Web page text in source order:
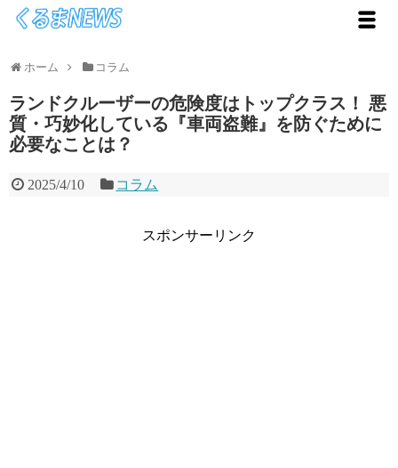
ホーム コラム
ランドクルーザーの危険度はトップクラス！ 悪
質・巧妙化している『車両盗難』を防ぐために
必要なことは？
2025/4/10 コラム
スポンサーリンク